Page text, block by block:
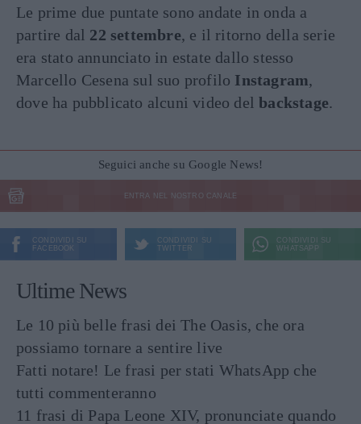
Le prime due puntate sono andate in onda a
partire dal 22 settembre, e il ritorno della serie
era stato annunciato in estate dallo stesso
Marcello Cesena sul suo profilo Instagram,
dove ha pubblicato alcuni video delbackstage.
Seguici anche su Google News!
ENTRA NEL NOSTRO CANALE
CONDIVIDI SU
FACEBOOK
CONDIVIDI SU
TWITTER
CONDIVIDI SU
WHATSAPP
Ultime News
Le 10 più belle frasi dei The Oasis, che ora
possiamo tornare a sentire live
Fatti notare! Le frasi per stati WhatsApp che
tutti commenteranno
11 frasi di Papa Leone XIV, pronunciate quando